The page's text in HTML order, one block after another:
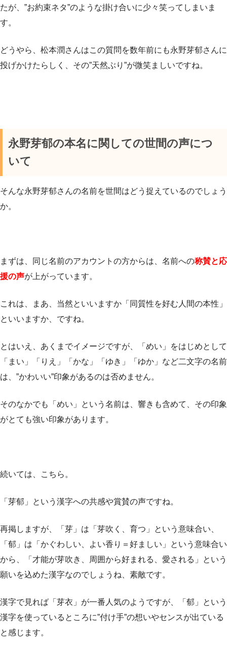
たが、”お約束ネタ”のような掛け合いに少々笑ってしまいま
す。
どうやら、松本潤さんはこの質問を数年前にも永野芽郁さんに
投げかけたらしく、その”天然ぶり”が微笑ましいですね。
永野芽郁の本名に関しての世間の声につ
いて
そんな永野芽郁さんの名前を世間はどう捉えているのでしょう
か。
まずは、同じ名前のアカウントの方からは、名前への称賛と応
援の声が上がっています。
これは、まあ、当然といいますか「同質性を好む人間の本性」
といいますか、ですね。
とはいえ、あくまでイメージですが、「めい」をはじめとして
「まい」「りえ」「かな」「ゆき」「ゆか」など二文字の名前
は、”かわいい”印象があるのは否めません。
そのなかでも「めい」という名前は、響きも含めて、その印象
がとても強い印象があります。
続いては、こちら。
「芽郁」という漢字への共感や賞賛の声ですね。
再掲しますが、「芽」は「芽吹く、育つ」という意味合い、
「郁」は「かぐわしい、よい香り＝好ましい」という意味合い
から、「才能が芽吹き、周囲から好まれる、愛される」という
願いを込めた漢字なのでしょうね、素敵です。
漢字で見れば「芽衣」が一番人気のようですが、「郁」という
漢字を使っているところに”付け手”の想いやセンスが出ている
と感じます。